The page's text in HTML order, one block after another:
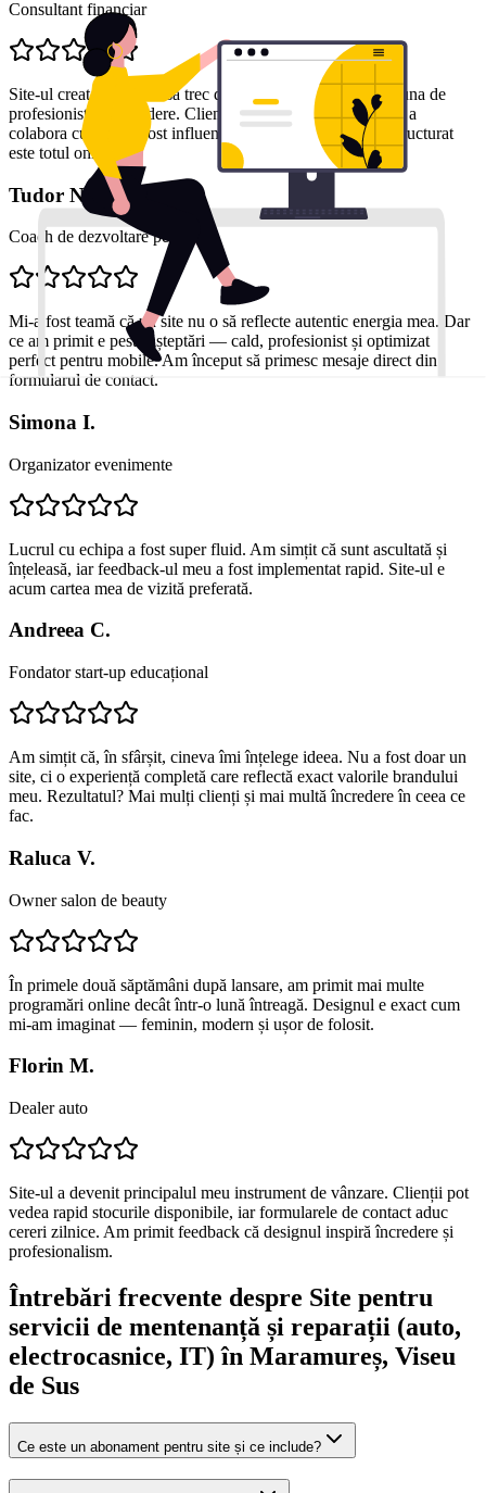
Consultant financiar
Site-ul creat m-a ajutat să trec de la o imagine generică la una de
profesionist de încredere. Clienții mi-au spus că decizia de a
colabora cu mine a fost influențată de cât de clar și bine structurat
este totul online.
Tudor N.
Coach de dezvoltare personală
Mi-a fost teamă că un site nu o să reflecte autentic energia mea. Dar
ce am primit e peste așteptări — cald, profesionist și optimizat
perfect pentru mobile. Am început să primesc mesaje direct din
formularul de contact.
Simona I.
Organizator evenimente
Lucrul cu echipa a fost super fluid. Am simțit că sunt ascultată și
înțeleasă, iar feedback-ul meu a fost implementat rapid. Site-ul e
acum cartea mea de vizită preferată.
Andreea C.
Fondator start-up educațional
Am simțit că, în sfârșit, cineva îmi înțelege ideea. Nu a fost doar un
site, ci o experiență completă care reflectă exact valorile brandului
meu. Rezultatul? Mai mulți clienți și mai multă încredere în ceea ce
fac.
Raluca V.
Owner salon de beauty
În primele două săptămâni după lansare, am primit mai multe
programări online decât într-o lună întreagă. Designul e exact cum
mi-am imaginat — feminin, modern și ușor de folosit.
Florin M.
Dealer auto
Site-ul a devenit principalul meu instrument de vânzare. Clienții pot
vedea rapid stocurile disponibile, iar formularele de contact aduc
cereri zilnice. Am primit feedback că designul inspiră încredere și
profesionalism.
Întrebări frecvente despre Site pentru
servicii de mentenanță și reparații (auto,
electrocasnice, IT) în Maramureș, Viseu
de Sus
Ce este un abonament pentru site și ce include?